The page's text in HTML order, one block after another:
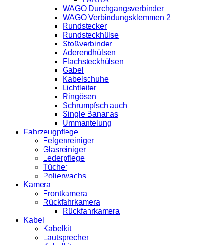
WAGO Durchgangsverbinder
WAGO Verbindungsklemmen 2
Rundstecker
Rundsteckhülse
Stoßverbinder
Aderendhülsen
Flachsteckhülsen
Gabel
Kabelschuhe
Lichtleiter
Ringösen
Schrumpfschlauch
Single Bananas
Ummantelung
Fahrzeugpflege
Felgenreiniger
Glasreiniger
Lederpflege
Tücher
Polierwachs
Kamera
Frontkamera
Rückfahrkamera
Rückfahrkamera
Kabel
Kabelkit
Lautsprecher